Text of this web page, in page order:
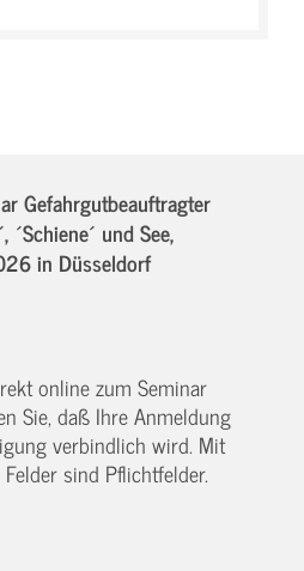
Gefahrgutbeauftragter
´Schiene´ und See,
in Düsseldorf
online zum Seminar
Sie, daß Ihre Anmeldung
verbindlich wird. Mit
sind Pflichtfelder.